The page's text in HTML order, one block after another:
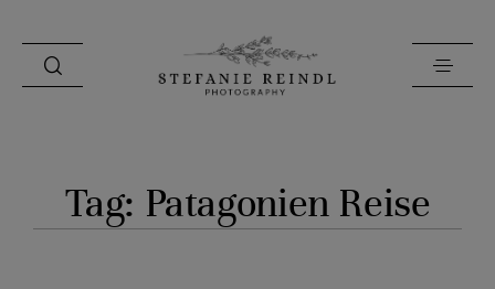
ÜBER MICH
Tag: Patagonien Reise